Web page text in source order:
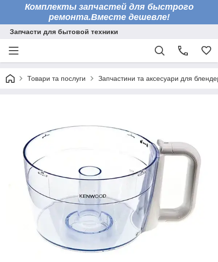
Комплекты запчастей для быстрого
ремонта.Вместе дешевле!
Запчасти для бытовой техники
Товари та послуги Запчастини та аксесуари для